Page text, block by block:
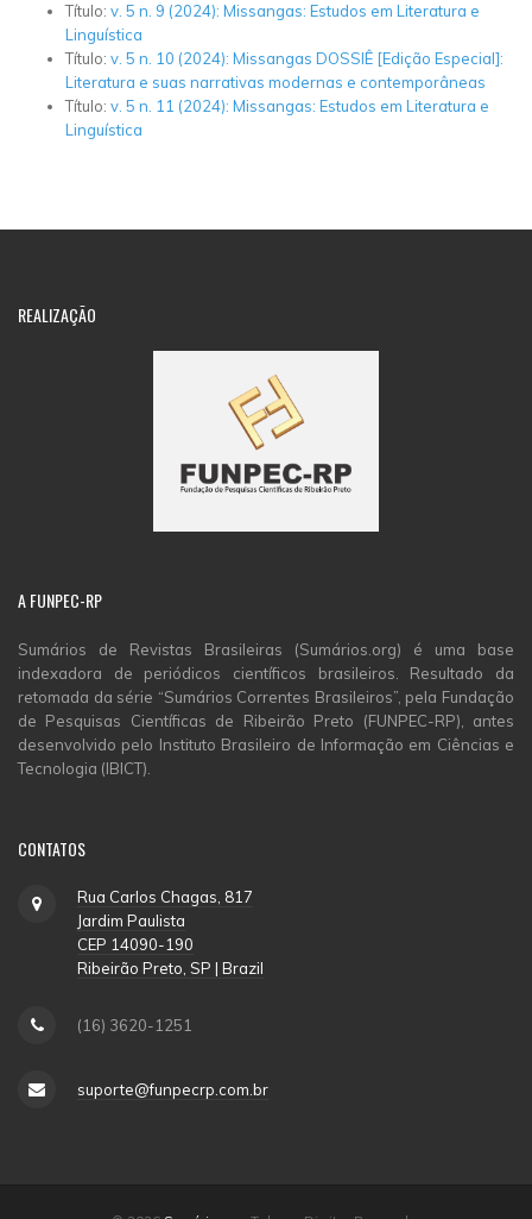
Título: v. 5 n. 9 (2024): Missangas: Estudos em Literatura e
Linguística
Título: v. 5 n. 10 (2024): Missangas DOSSIÊ [Edição Especial]:
Literatura e suas narrativas modernas e contemporâneas
Título: v. 5 n. 11 (2024): Missangas: Estudos em Literatura e
Linguística
REALIZAÇÃO
AFUNPEC-RP
Sumários de Revistas Brasileiras (Sumários.org) é uma base
indexadora de periódicos científicos brasileiros. Resultado da
retomada da série “Sumários Correntes Brasileiros”, pela Fundação
de Pesquisas Científicas de Ribeirão Preto (FUNPEC-RP), antes
desenvolvido pelo Instituto Brasileiro de Informação em Ciências e
Tecnologia (IBICT).
CONTATOS
Rua Carlos Chagas, 817
Jardim Paulista
CEP 14090-190
Ribeirão Preto, SP | Brazil
(16) 3620-1251
suporte@funpecrp.com.br